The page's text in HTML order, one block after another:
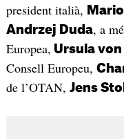
president italià,
Andrzej Duda, a
Europea, Ursula
Consell Europeu,
de l’OTAN, Jens